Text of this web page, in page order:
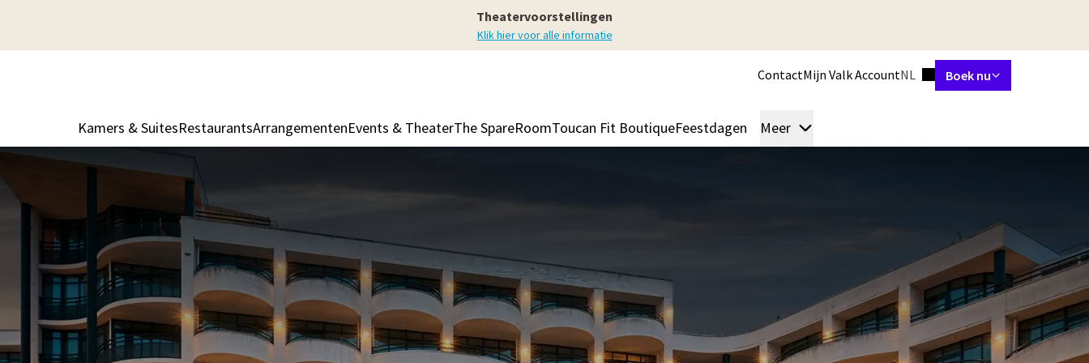
Theatervoorstellingen
Klik hier voor alle informatie
ContactMijn Valk AccountIngestelde taal
NL Boek nu
Kamers & SuitesRestaurantsArrangementenEvents & TheaterThe SpareRoomToucan Fit BoutiqueFeestdagen Meer